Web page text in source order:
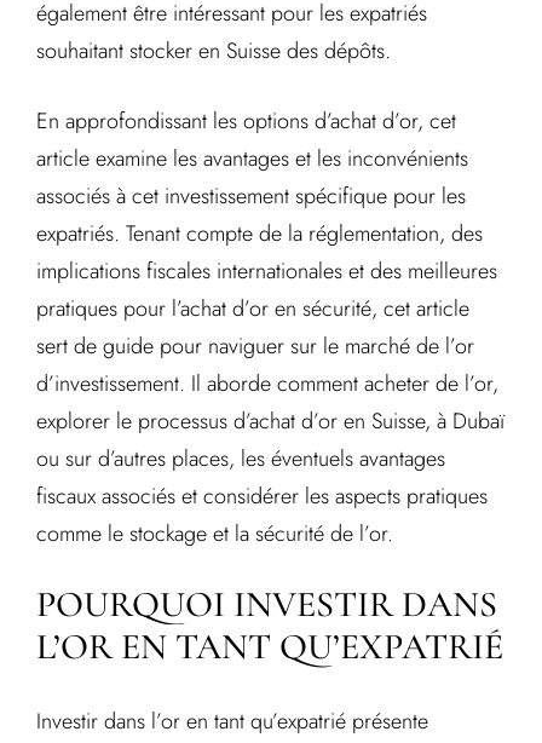
également être intéressant pour les expatriés
souhaitant stocker en Suisse des dépôts.
En approfondissant les options d’achat d’or, cet
article examine les avantages et les inconvénients
associés à cet investissement spécifique pour les
expatriés. Tenant compte de la réglementation, des
implications fiscales internationales et des meilleures
pratiques pour l’achat d’or en sécurité, cet article
sert de guide pour naviguer sur le marché de l’or
d’investissement. Il aborde comment acheter de l’or,
explorer le processus d’achat d’or en Suisse, à Dubaï
ou sur d’autres places, les éventuels avantages
fiscaux associés et considérer les aspects pratiques
comme le stockage et la sécurité de l’or.
POURQUOI INVESTIR DANS
L’OR EN TANT QU’EXPATRIÉ
Investir dans l’or en tant qu’expatrié présente